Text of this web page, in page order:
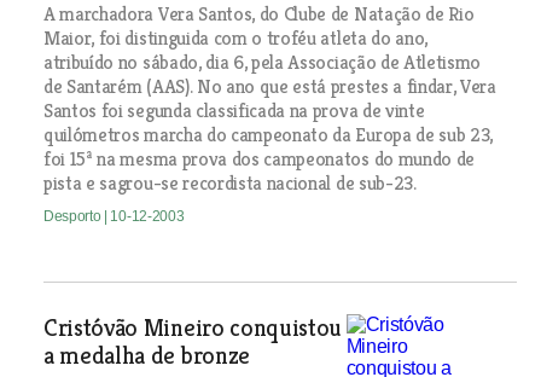
A marchadora Vera Santos, do Clube de Natação de Rio
Maior, foi distinguida com o troféu atleta do ano,
atribuído no sábado, dia 6, pela Associação de Atletismo
de Santarém (AAS). No ano que está prestes a findar, Vera
Santos foi segunda classificada na prova de vinte
quilómetros marcha do campeonato da Europa de sub 23,
foi 15ª na mesma prova dos campeonatos do mundo de
pista e sagrou-se recordista nacional de sub-23.
Desporto | 10-12-2003
Cristóvão Mineiro conquistou
a medalha de bronze